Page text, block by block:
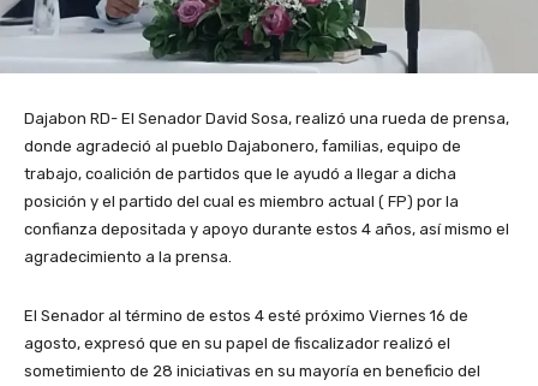
Dajabon RD- El Senador David Sosa, realizó una rueda de prensa,
donde agradeció al pueblo Dajabonero, familias, equipo de
trabajo, coalición de partidos que le ayudó a llegar a dicha
posición y el partido del cual es miembro actual ( FP) por la
confianza depositada y apoyo durante estos 4 años, así mismo el
agradecimiento a la prensa.
El Senador al término de estos 4 esté próximo Viernes 16 de
agosto, expresó que en su papel de fiscalizador realizó el
sometimiento de 28 iniciativas en su mayoría en beneficio del